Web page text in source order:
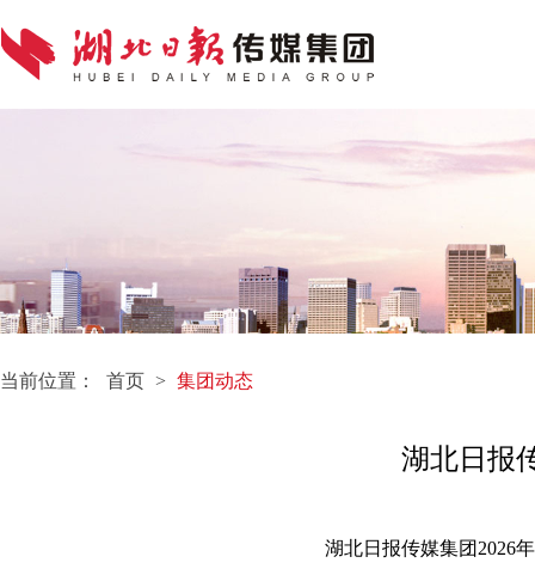
当前位置： 首页 > 集团动态
湖北日报
湖北日报传媒集团2026